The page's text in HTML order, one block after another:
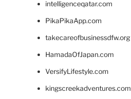
intelligenceqatar.com
PikaPikaApp.com
takecareofbusinessdfw.org
HamadaOfJapan.com
VersifyLifestyle.com
kingscreekadventures.com